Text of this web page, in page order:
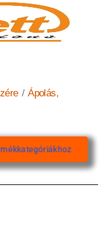
/Ápolás,